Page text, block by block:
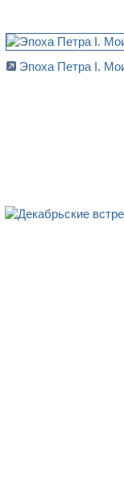
Эпоха Петра I.